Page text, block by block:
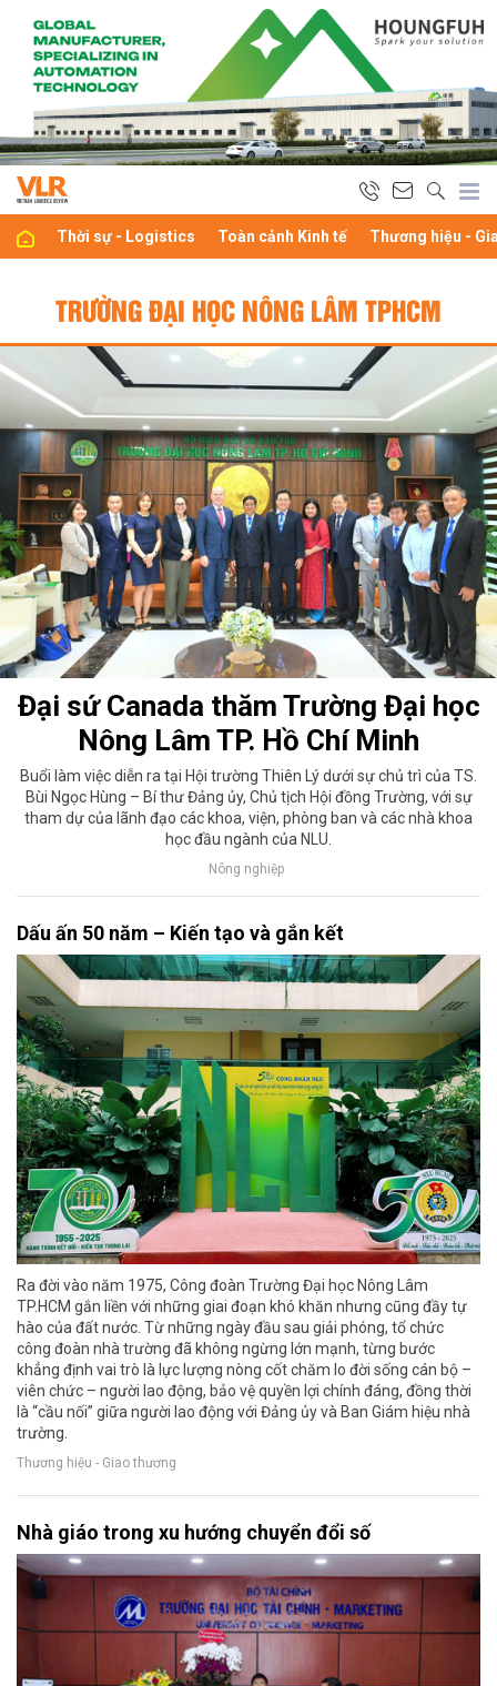
Thời sự - Logistics Toàn cảnh Kinh tế Thương hiệu -
TRƯỜNG ĐẠI HỌC NÔNG LÂM TPHCM
Đại sứ Canada thăm Trường Đại học
Nông Lâm TP. Hồ Chí Minh
Buổi làm việc diễn ra tại Hội trường Thiên Lý dưới sự chủ trì của TS.
Bùi Ngọc Hùng – Bí thư Đảng ủy, Chủ tịch Hội đồng Trường, với sự
tham dự của lãnh đạo các khoa, viện, phòng ban và các nhà khoa
học đầu ngành của NLU.
Nông nghiệp
Dấu ấn 50 năm – Kiến tạo và gắn kết
Ra đời vào năm 1975, Công đoàn Trường Đại học Nông Lâm
TP.HCM gắn liền với những giai đoạn khó khăn nhưng cũng đầy tự
hào của đất nước. Từ những ngày đầu sau giải phóng, tổ chức
công đoàn nhà trường đã không ngừng lớn mạnh, từng bước
khẳng định vai trò là lực lượng nòng cốt chăm lo đời sống cán bộ –
viên chức – người lao động, bảo vệ quyền lợi chính đáng, đồng thời
là “cầu nối” giữa người lao động với Đảng ủy và Ban Giám hiệu nhà
trường.
Thương hiệu - Giao thương
Nhà giáo trong xu hướng chuyển đổi số